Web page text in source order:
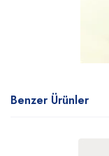
Benzer Ürünler